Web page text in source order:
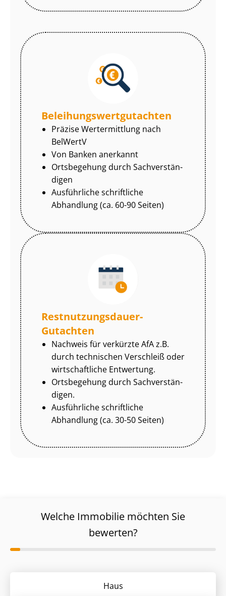
Be­lei­hungs­wert­gut­ach­ten
Präzise Wertermittlung nach
BelWertV
Von Banken anerkannt
Ortsbegehung durch Sach­ver­stän­
di­gen
Ausführliche schriftliche
Abhandlung (ca. 60-90 Seiten)
Rest­nut­zungs­dau­er-
Gutachten
Nachweis für verkürzte AfA z.B.
durch technischen Verschleiß oder
wirtschaftliche Entwertung.
Ortsbegehung durch Sach­ver­stän­
di­gen.
Ausführliche schriftliche
Abhandlung (ca. 30-50 Seiten)
Welche Immobilie möchten Sie
bewerten?
Haus